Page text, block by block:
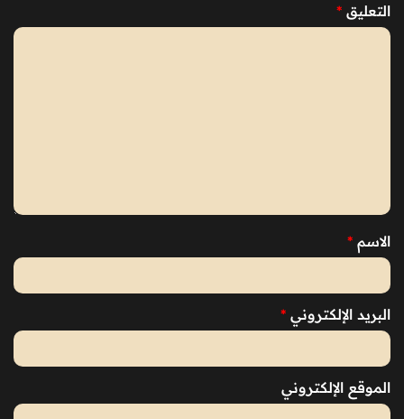
التعليق *
الاسم *
البريد الإلكتروني *
الموقع الإلكتروني